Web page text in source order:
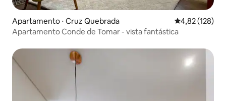
Apartamento ⋅ Cruz Quebrada 4,82 de uma
4,82 (128)
Apartamento Conde de Tomar - vista fantástica